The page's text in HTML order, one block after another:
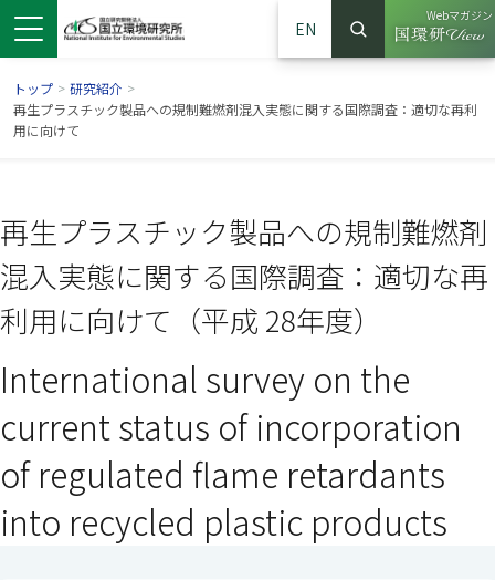
ドウで開きます）
ンドウで開きます）
ウインドウで開きます）
EN
サイト内検索
検索
Webマガジン
（別ウイ
トップ > 研究紹介 >
再生プラスチック製品への規制難燃剤混入実態に関する国際調査：適切な再利
用に向けて
再生プラスチック製品への規制難燃剤
混入実態に関する国際調査：適切な再
利用に向けて（平成 28年度）
International survey on the
current status of incorporation
of regulated flame retardants
into recycled plastic products